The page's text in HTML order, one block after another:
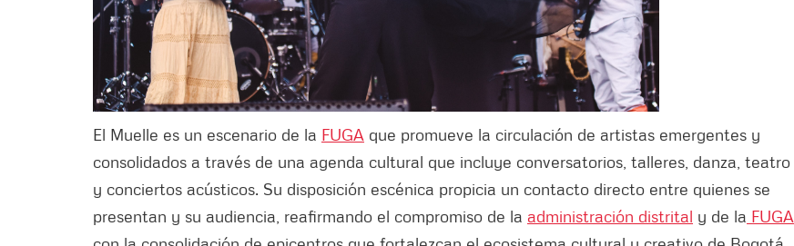
El Muelle es un escenario de la FUGA que promueve la circulación de artistas emergentes y
consolidados a través de una agenda cultural que incluye conversatorios, talleres, danza, teatro
y conciertos acústicos. Su disposición escénica propicia un contacto directo entre quienes se
presentan y su audiencia, reafirmando el compromiso de la administración distrital y de la FUGA